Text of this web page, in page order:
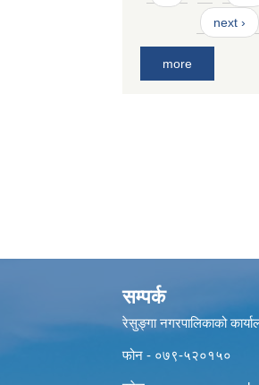
next ›
more
सम्पर्क
रेसुङ्गा नगरपालिकाको
फोन - ०७९-५२०१५०